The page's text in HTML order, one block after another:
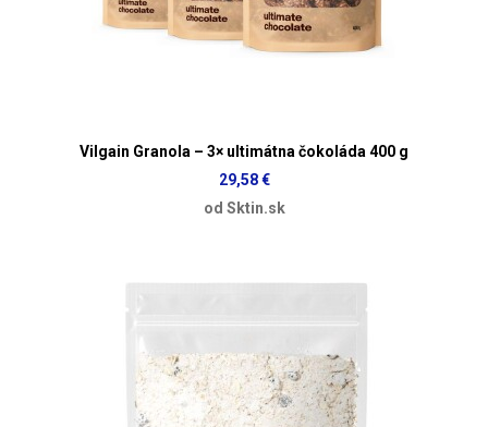
Vilgain Granola – 3× ultimátna čokoláda 400 g
29,58 €
od Sktin.sk